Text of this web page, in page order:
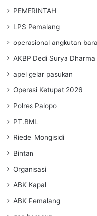
PEMERINTAH
LPS Pemalang
operasional angkutan
AKBP Dedi Surya Dharma
apel gelar pasukan
Operasi Ketupat 2026
Polres Palopo
PT.BML
Riedel Mongisidi
Bintan
Organisasi
ABK Kapal
ABK Pemalang